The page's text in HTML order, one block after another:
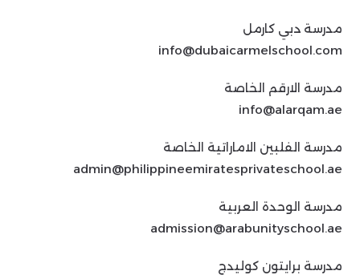
مدرسة دبي كارمل
info@dubaicarmelschool.com
مدرسة الارقم الخاصة
info@alarqam.ae
مدرسة الفلبين الاماراتية الخاصة
admin@philippineemiratesprivateschool.ae
مدرسة الوحدة العربية
admission@arabunityschool.ae
مدرسة برايتون كوليدج